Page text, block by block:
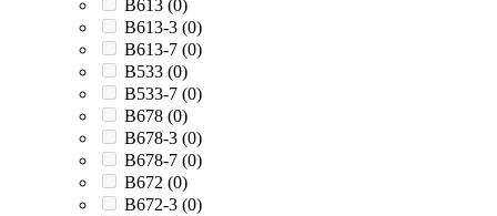
B613 (0)
B613-3 (0)
B613-7 (0)
B533 (0)
B533-7 (0)
B678 (0)
B678-3 (0)
B678-7 (0)
B672 (0)
B672-3 (0)